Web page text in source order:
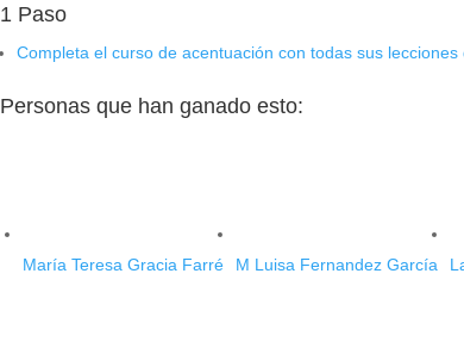
1 Paso
Completa el curso de acentuación con todas sus lecciones
Personas que han ganado esto:
María Teresa Gracia Farré M Luisa Fernandez García